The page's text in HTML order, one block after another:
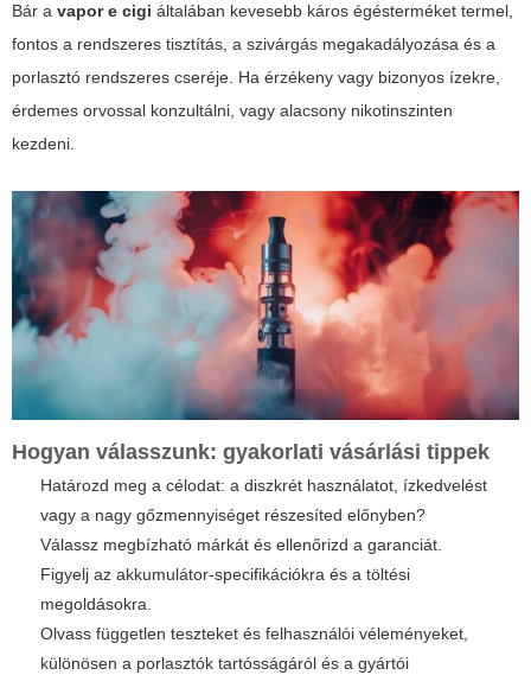
Bár a vapor e cigi általában kevesebb káros égésterméket termel,
fontos a rendszeres tisztítás, a szivárgás megakadályozása és a
porlasztó rendszeres cseréje. Ha érzékeny vagy bizonyos ízekre,
érdemes orvossal konzultálni, vagy alacsony nikotinszinten
kezdeni.
Hogyan válasszunk: gyakorlati vásárlási tippek
Határozd meg a célodat: a diszkrét használatot, ízkedvelést
vagy a nagy gőzmennyiséget részesíted előnyben?
Válassz megbízható márkát és ellenőrizd a garanciát.
Figyelj az akkumulátor-specifikációkra és a töltési
megoldásokra.
Olvass független teszteket és felhasználói véleményeket,
különösen a porlasztók tartósságáról és a gyártói